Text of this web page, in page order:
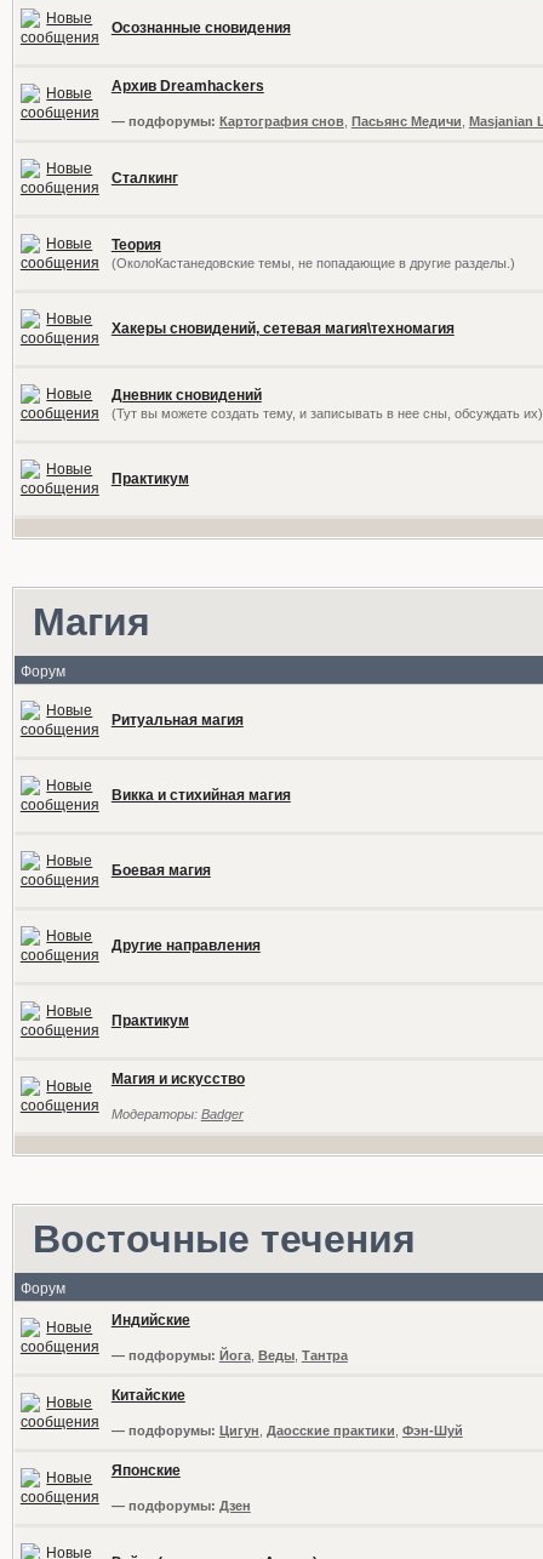
Осознанные сновидения
Архив Dreamhackers
— подфорумы: Картография снов, Пасьянс Медичи Masjanian
Сталкинг
Теория
(ОколоКастанедовские темы, не попадающие в другие разделы.)
Хакеры сновидений, сетевая магия\техномагия
Дневник сновидений
(Тут вы можете создать тему, и записывать в нее сны, обсуждать их)
Практикум
Магия
Форум
Ритуальная магия
Викка и стихийная магия
Боевая магия
Другие направления
Практикум
Магия и искусство
Модераторы: Badger
Восточные течения
Форум
Индийские
— подфорумы: Йога, Веды, Тантра
Китайские
— подфорумы: Цигун Даосские практики Фэн-Шуй
Японские
— подфорумы: Дзен